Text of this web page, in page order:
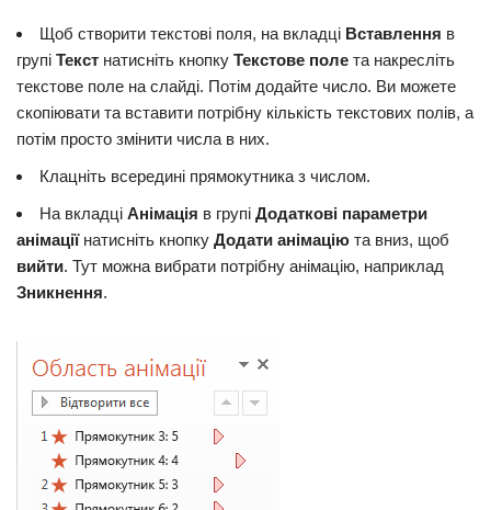
Щоб створити текстові поля, на вкладці Вставлення в
групі Текст натисніть кнопку Текстове поле та накресліть
текстове поле на слайді. Потім додайте число. Ви можете
скопіювати та вставити потрібну кількість текстових полів, а
потім просто змінити числа в них.
Клацніть всередині прямокутника з числом.
На вкладці Анімація в групі Додаткові параметри
анімаціїнатисніть кнопку Додати анімацію та вниз, щоб
вийти. Тут можна вибрати потрібну анімацію, наприклад
Зникнення.